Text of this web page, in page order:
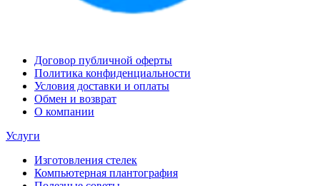
Договор публичной оферты
Политика конфиденциальности
Условия доставки и оплаты
Обмен и возврат
О компании
Услуги
Изготовления стелек
Компьютерная плантография